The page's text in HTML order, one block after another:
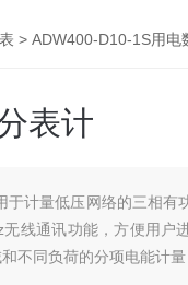
> ADW400-D10-1S用电
表计
于计量低压网络的三相有
线通讯功能，方便用户
不同负荷的分项电能计量